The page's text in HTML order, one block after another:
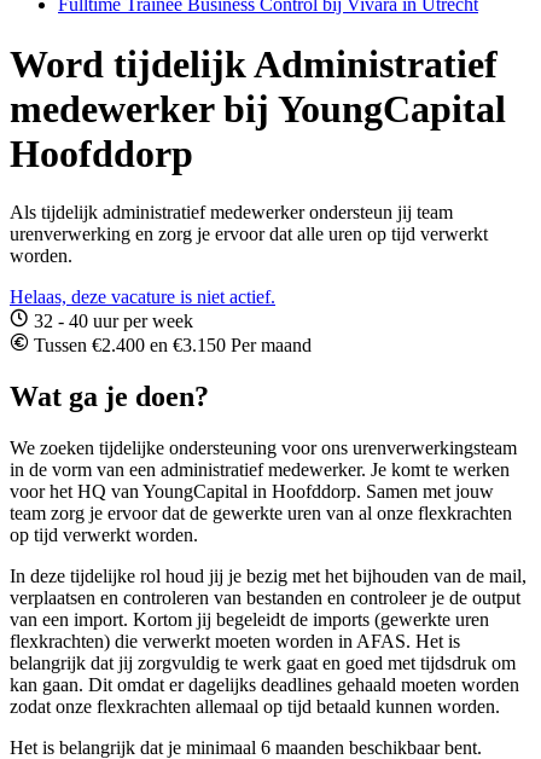
Fulltime Trainee Business Control bij Vivara in Utrecht
Word tijdelijk Administratief
medewerker bij YoungCapital
Hoofddorp
Als tijdelijk administratief medewerker ondersteun jij team
urenverwerking en zorg je ervoor dat alle uren op tijd verwerkt
worden.
Helaas, deze vacature is niet actief.
32 - 40 uur per week
Tussen €2.400 en €3.150 Per maand
Wat ga je doen?
We zoeken tijdelijke ondersteuning voor ons urenverwerkingsteam
in de vorm van een administratief medewerker. Je komt te werken
voor het HQ van YoungCapital in Hoofddorp. Samen met jouw
team zorg je ervoor dat de gewerkte uren van al onze flexkrachten
op tijd verwerkt worden.
In deze tijdelijke rol houd jij je bezig met het bijhouden van de mail,
verplaatsen en controleren van bestanden en controleer je de output
van een import. Kortom jij begeleidt de imports (gewerkte uren
flexkrachten) die verwerkt moeten worden in AFAS. Het is
belangrijk dat jij zorgvuldig te werk gaat en goed met tijdsdruk om
kan gaan. Dit omdat er dagelijks deadlines gehaald moeten worden
zodat onze flexkrachten allemaal op tijd betaald kunnen worden.
Het is belangrijk dat je minimaal 6 maanden beschikbaar bent.